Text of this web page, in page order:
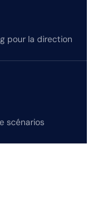
pour la direction
scénarios